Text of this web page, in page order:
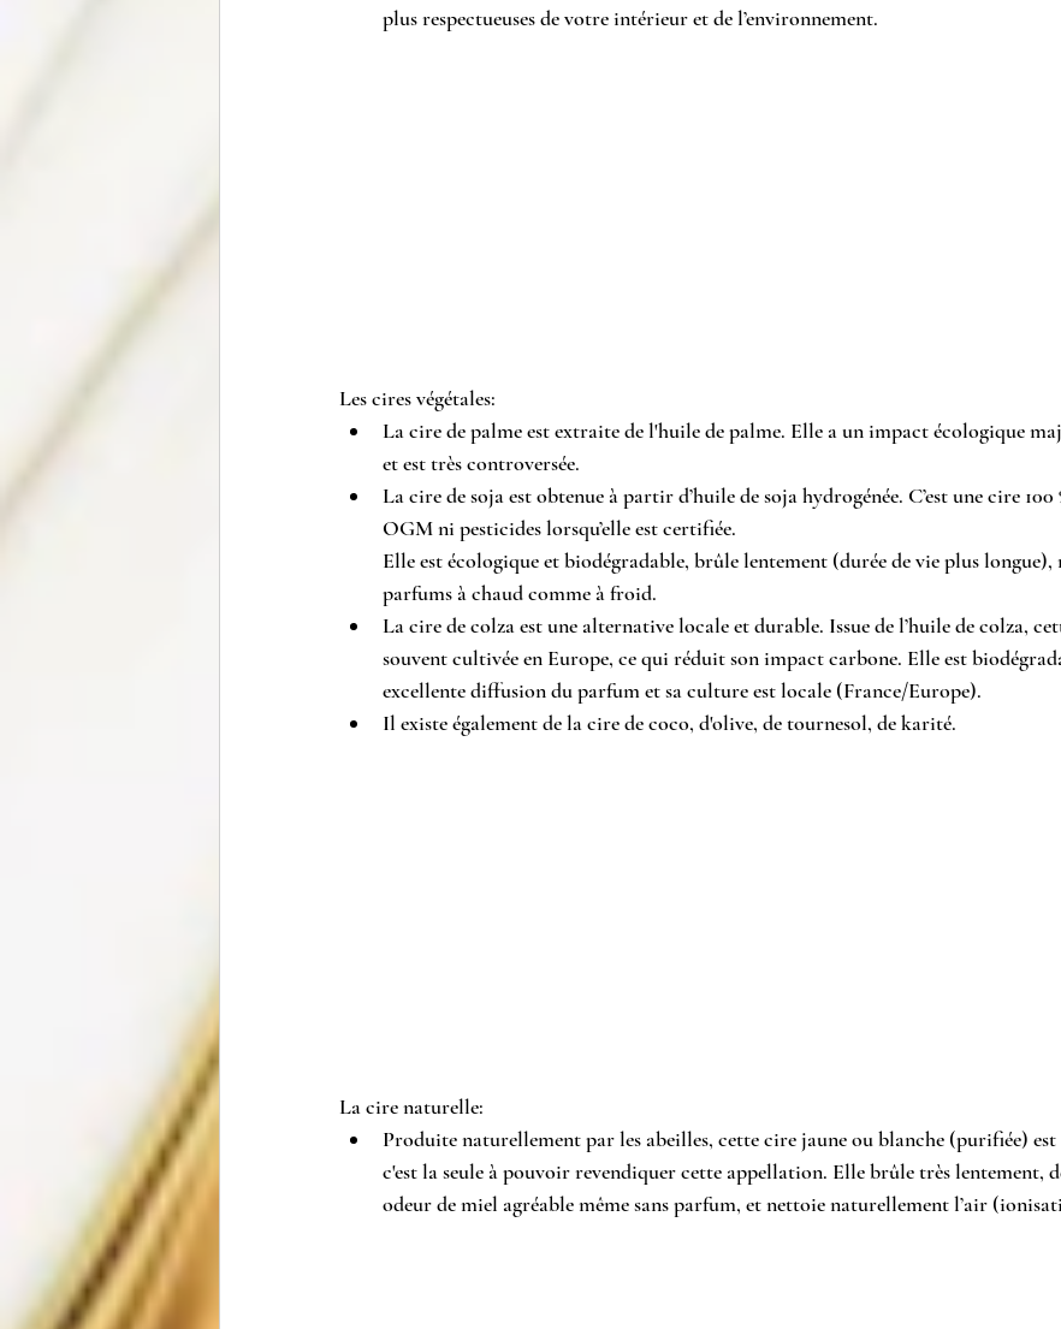
plus respectueuses de votre intérieur et de l’environnement.
Les cires végétales:
La cire de palme est extraite de l'huile de palme. Elle a un impact écologique
et est très controversée.
La cire de soja est obtenue à partir d’huile de soja hydrogénée. C’est une cire 100
OGM ni pesticides lorsqu’elle est certifiée.
Elle est écologique et biodégradable, brûle lentement (durée de vie plus longue),
parfums à chaud comme à froid.
La cire de colza est une alternative locale et durable. Issue de l’huile de colza,
souvent cultivée en Europe, ce qui réduit son impact carbone. Elle est
excellente diffusion du parfum et sa culture est locale (France/Europe).
Il existe également de la cire de coco, d'olive, de tournesol, de karité.
La cire naturelle:
Produite naturellement par les abeilles, cette cire jaune ou blanche (purifiée) est
c'est la seule à pouvoir revendiquer cette appellation. Elle brûle très lentement,
odeur de miel agréable même sans parfum, et nettoie naturellement l’air